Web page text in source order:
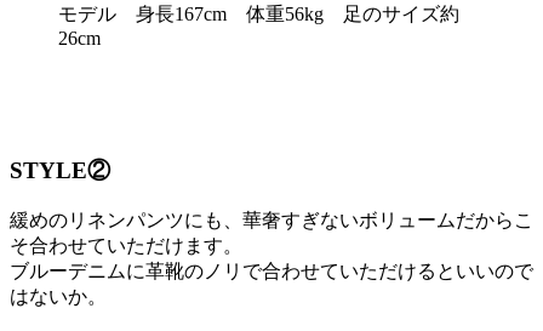
モデル 身長167cm 体重56kg 足のサイズ約
26cm
STYLE②
緩めのリネンパンツにも、華奢すぎないボリュームだからこ
そ合わせていただけます。
ブルーデニムに革靴のノリで合わせていただけるといいので
はないか。